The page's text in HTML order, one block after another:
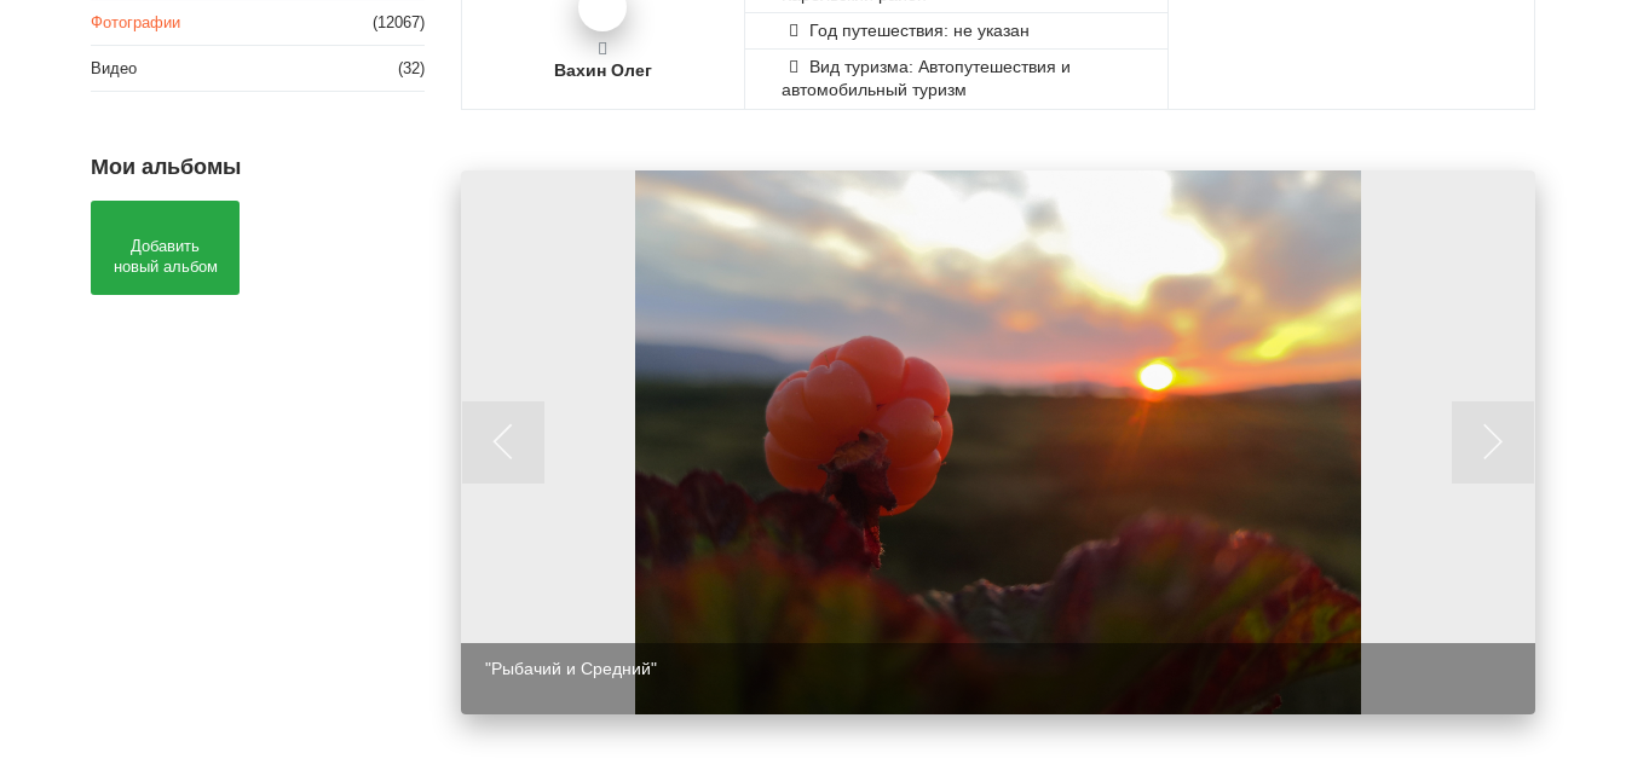
Фотографии (12067)
Видео (32)
Мои альбомы
Добавить
новый альбом
Вахин Олег
Год путешествия: не указан
Вид туризма: Автопутешествия и
автомобильный туризм
"Рыбачий и Средний"